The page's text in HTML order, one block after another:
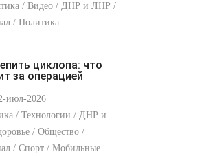
/ Видео / ДНР и ЛНР /
/ Политика
за операцией
июл-2026
/ Технологии / ДНР и
/ Общество /
/ Спорт / Мобильные